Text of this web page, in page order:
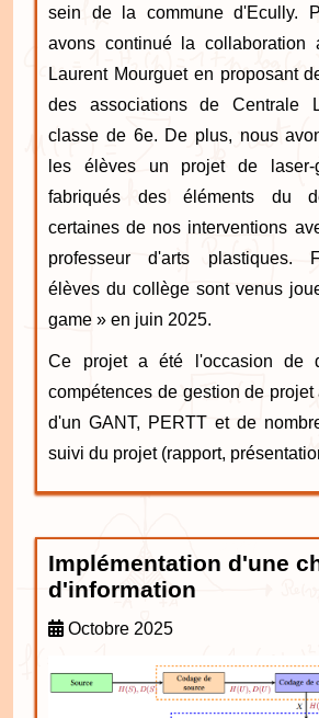
sein de la commune d'Ecully.
avons continué la collaboration
Laurent Mourguet en proposant
des associations de Centrale
classe de 6e. De plus, nous
les élèves un projet de
fabriqués des éléments du
certaines de nos interventions
professeur d'arts plastiques.
élèves du collège sont venus
game » en juin 2025.
Ce projet a été l'occasion de
compétences de gestion de
d'un GANT, PERTT et de
suivi du projet (rapport,
Implémentation d'une
d'information
Octobre 2025